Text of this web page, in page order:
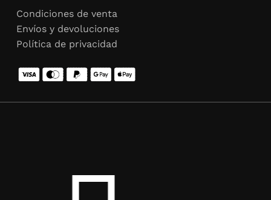
Condiciones de venta
Envíos y devoluciones
Política de privacidad